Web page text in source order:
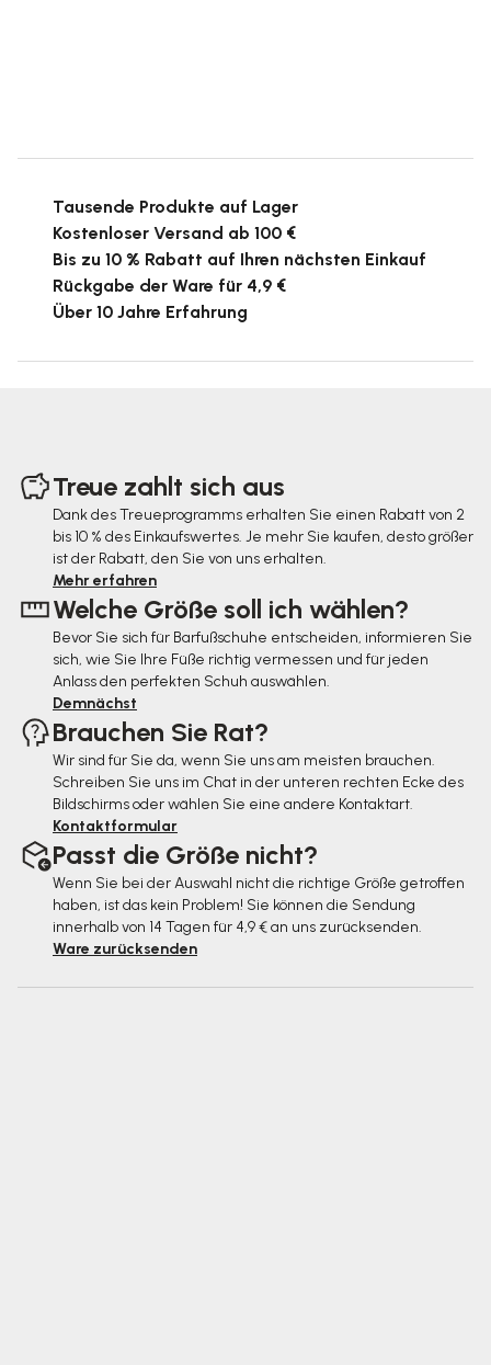
Tausende Produkte auf Lager
Kostenloser Versand ab 100 €
Bis zu 10 % Rabatt auf Ihren nächsten Einkauf
Rückgabe der Ware für 4,9 €
Über 10 Jahre Erfahrung
Treue zahlt sich aus
Dank des Treueprogramms erhalten Sie einen Rabatt von 2
bis 10 % des Einkaufswertes. Je mehr Sie kaufen, desto größer
ist der Rabatt, den Sie von uns erhalten.
Mehr erfahren
Welche Größe soll ich wählen?
Bevor Sie sich für Barfußschuhe entscheiden, informieren Sie
sich, wie Sie Ihre Füße richtig vermessen und für jeden
Anlass den perfekten Schuh auswählen.
Demnächst
Brauchen Sie Rat?
Wir sind für Sie da, wenn Sie uns am meisten brauchen.
Schreiben Sie uns im Chat in der unteren rechten Ecke des
Bildschirms oder wählen Sie eine andere Kontaktart.
Kontaktformular
Passt die Größe nicht?
Wenn Sie bei der Auswahl nicht die richtige Größe getroffen
haben, ist das kein Problem! Sie können die Sendung
innerhalb von 14 Tagen für 4,9 € an uns zurücksenden.
Ware zurücksenden